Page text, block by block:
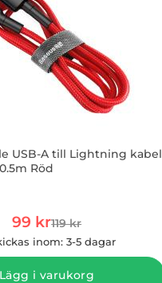
USB-A till Lightning kabel
Röd
rea pris
99 krtidigare pris
119 kr
inom: 3-5 dagar
Lägg i varukorg